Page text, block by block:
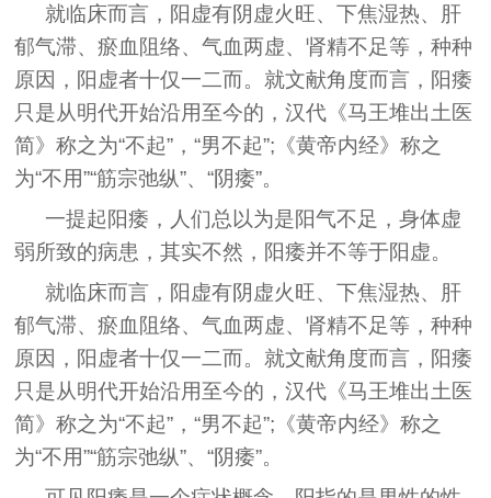
就临床而言，阳虚有阴虚火旺、下焦湿热、肝
郁气滞、瘀血阻络、气血两虚、肾精不足等，种种
原因，阳虚者十仅一二而。就文献角度而言，阳痿
只是从明代开始沿用至今的，汉代《马王堆出土医
简》称之为“不起”，“男不起”;《黄帝内经》称之
为“不用”“筋宗弛纵”、“阴痿”。
一提起阳痿，人们总以为是阳气不足，身体虚
弱所致的病患，其实不然，阳痿并不等于阳虚。
就临床而言，阳虚有阴虚火旺、下焦湿热、肝
郁气滞、瘀血阻络、气血两虚、肾精不足等，种种
原因，阳虚者十仅一二而。就文献角度而言，阳痿
只是从明代开始沿用至今的，汉代《马王堆出土医
简》称之为“不起”，“男不起”;《黄帝内经》称之
为“不用”“筋宗弛纵”、“阴痿”。